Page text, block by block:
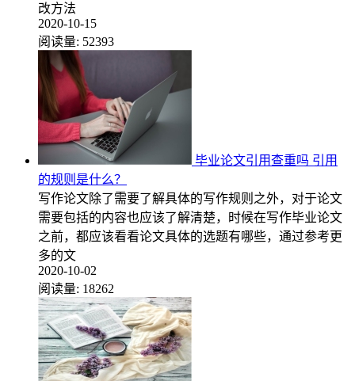
改方法
2020-10-15
阅读量: 52393
毕业论文引用查重吗 引用
的规则是什么？
写作论文除了需要了解具体的写作规则之外，对于论文
需要包括的内容也应该了解清楚，时候在写作毕业论文
之前，都应该看看论文具体的选题有哪些，通过参考更
多的文
2020-10-02
阅读量: 18262